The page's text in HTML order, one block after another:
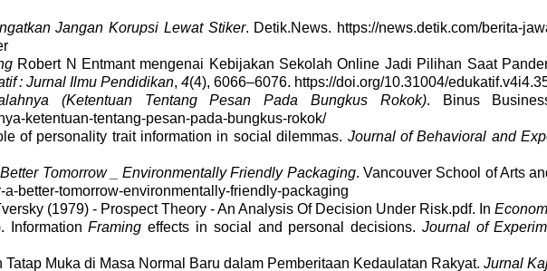
Jangan Korupsi Lewat Stiker. Detik.News. https://news.detik.com/berita-
Robert N Entmant mengenai Kebijakan Sekolah Online Jadi Pilihan Saat
: Jurnal Ilmu Pendidikan, 4(4), 6066–6076. https://doi.org/10.31004/
(Ketentuan Tentang Pesan Pada Bungkus Rokok). Binus
ketentuan-tentang-pesan-pada-bungkus-rokok/
of personality trait information in social dilemmas. Journal of Behavioral and
Tomorrow _ Environmentally Friendly Packaging. Vancouver School of Arts
better-tomorrow-environmentally-friendly-packaging
(1979) - Prospect Theory - An Analysis Of Decision Under Risk.pdf. In
InformationFraming effects in social and personal decisions. Journal of
Muka di Masa Normal Baru dalam Pemberitaan Kedaulatan Rakyat. Jurnal